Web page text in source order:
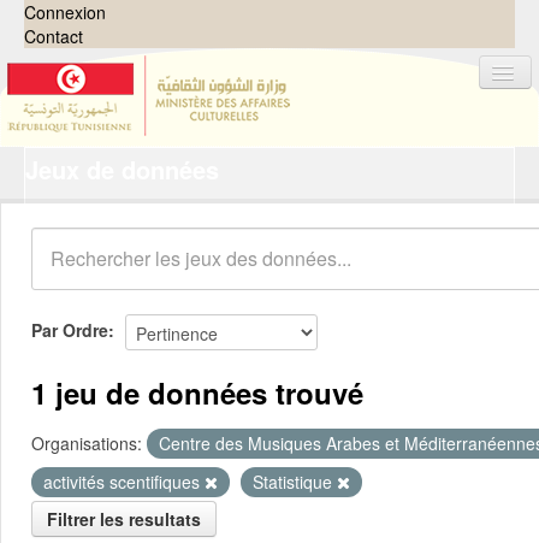
Connexion
Contact
Organisations
Groupes
Demandes 0
À propos
Par Ordre
1 jeu de données trouvé
Organisations:
Centre des Musiques Arabes et
activités scentifiques
Statistique
Filtrer les resultats